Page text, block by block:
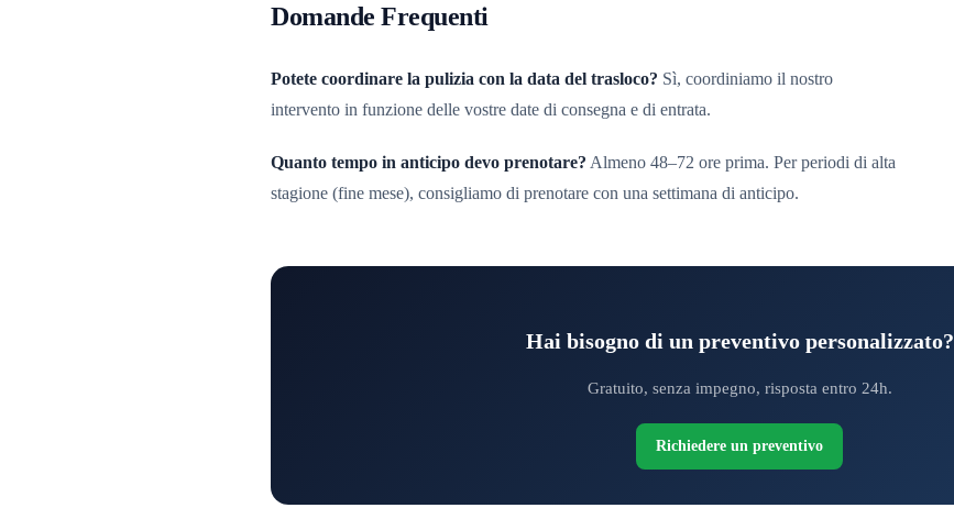
Domande Frequenti
Potete coordinare la pulizia con la data del trasloco? Sì, coordiniamo il nostro
intervento in funzione delle vostre date di consegna e di entrata.
Quanto tempo in anticipo devo prenotare? Almeno 48–72 ore prima. Per periodi di alta
stagione (fine mese), consigliamo di prenotare con una settimana di anticipo.
Hai bisogno di un preventivo personalizzato?
Gratuito, senza impegno, risposta entro 24h.
Richiedere un preventivo